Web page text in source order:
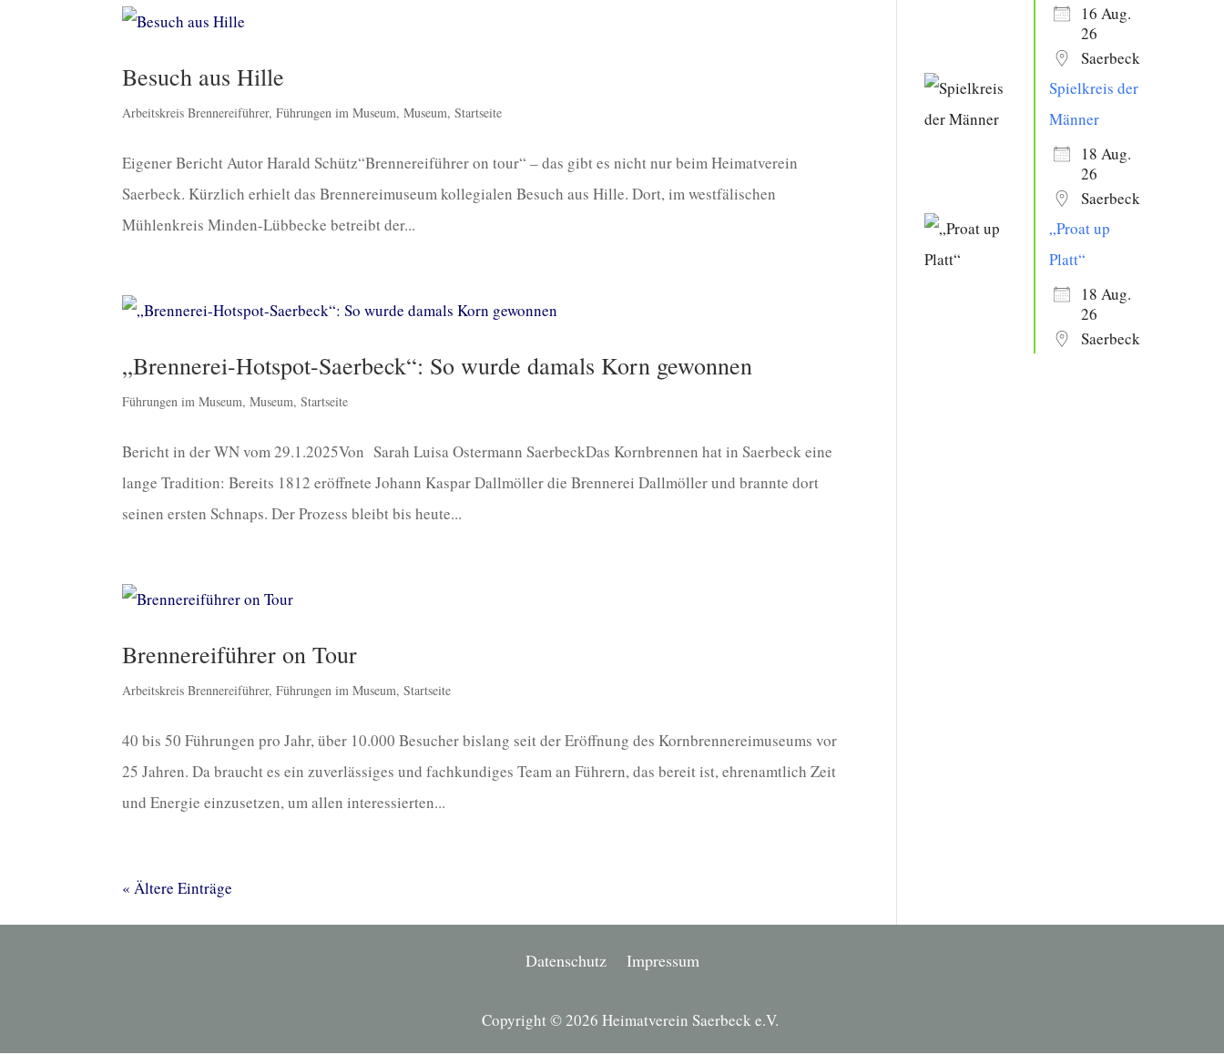
Besuch aus Hille
Arbeitskreis Brennereiführer,Führungen im Museum,Museum,Startseite
Eigener Bericht Autor Harald Schütz“Brennereiführer on tour“ – das gibt es nicht nur beim Heimatverein
Saerbeck. Kürzlich erhielt das Brennereimuseum kollegialen Besuch aus Hille. Dort, im westfälischen
Mühlenkreis Minden-Lübbecke betreibt der...
„Brennerei-Hotspot-Saerbeck“: So wurde damals Korn gewonnen
Führungen im Museum,Museum,Startseite
Bericht in der WN vom 29.1.2025Von Sarah Luisa Ostermann SaerbeckDas Kornbrennen hat in Saerbeck eine
lange Tradition: Bereits 1812 eröffnete Johann Kaspar Dallmöller die Brennerei Dallmöller und brannte dort
seinen ersten Schnaps. Der Prozess bleibt bis heute...
Brennereiführer on Tour
Arbeitskreis Brennereiführer,Führungen im Museum,Startseite
40 bis 50 Führungen pro Jahr, über 10.000 Besucher bislang seit der Eröffnung des Kornbrennereimuseums vor
25 Jahren. Da braucht es ein zuverlässiges und fachkundiges Team an Führern, das bereit ist, ehrenamtlich Zeit
und Energie einzusetzen, um allen interessierten...
« Ältere Einträge
16 Aug.
26
Saerbeck
Spielkreis der
Männer
18 Aug.
26
Saerbeck
„Proat up
Platt“
18 Aug.
26
Saerbeck
Datenschutz Impressum
Copyright © 2026 Heimatverein Saerbeck e.V.